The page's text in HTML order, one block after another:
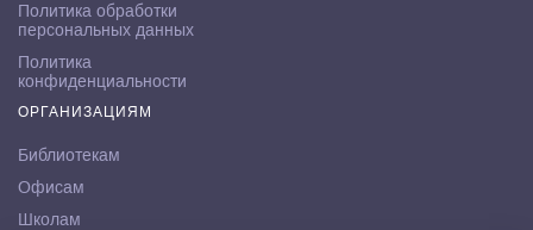
Политика обработки
персональных данных
Политика
конфиденциальности
ОРГАНИЗАЦИЯМ
Библиотекам
Офисам
Школам